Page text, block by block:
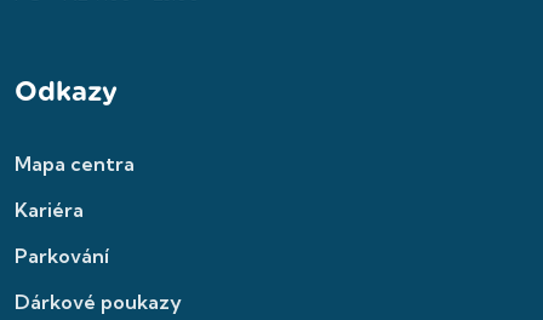
Odkazy
Mapa centra
Kariéra
Parkování
Dárkové poukazy